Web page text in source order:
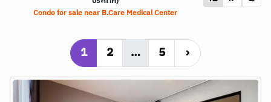
Condo for sale near B.Care Medical Center
1 2 … 5 ›